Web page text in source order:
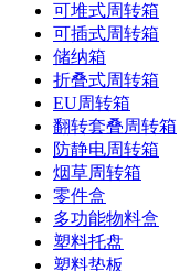
可堆式周转箱
可插式周转箱
储纳箱
折叠式周转箱
EU周转箱
翻转套叠周转箱
防静电周转箱
烟草周转箱
零件盒
多功能物料盒
塑料托盘
塑料垫板